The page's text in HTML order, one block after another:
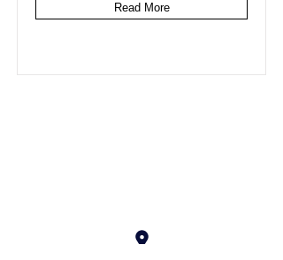
Read More